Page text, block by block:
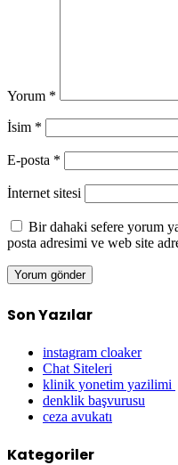
Yorum *
İsim *
E-posta *
İnternet sitesi
Bir dahaki sefere yorum
posta adresimi ve web site
Son Yazılar
instagram cloaker
Chat Siteleri
klinik yonetim yazilimi
denklik başvurusu
ceza avukatı
Kategoriler